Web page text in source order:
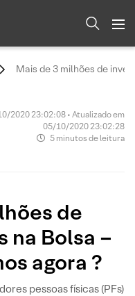
Mais de 3 milhões de
2020 23:02:08 • Atualizado em
05/10/2020 23:02:28
5 minutos de leitura
de
na Bolsa –
agora ?
pessoas físicas (PFs)